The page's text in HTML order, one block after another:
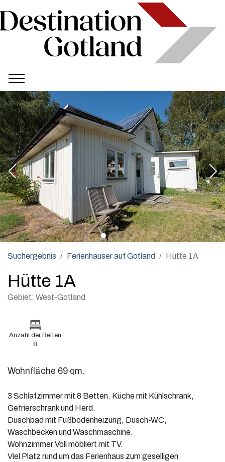
Suchergebnis Ferienhäuser auf Gotland Hütte 1A
Hütte 1A
Gebiet: West-Gotland
Anzahl der Betten
8
Wohnfläche 69 qm.
3 Schlafzimmer mit 8 Betten. Küche mit Kühlschrank,
Gefrierschrank und Herd.
Duschbad mit Fußbodenheizung, Dusch-WC,
Waschbecken und Waschmaschine.
Wohnzimmer Voll möbliert mit TV.
Viel Platz rund um das Ferienhaus zum geselligen